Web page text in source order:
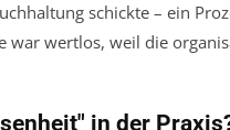
schickte – ein
war wertlos, weil die
in der